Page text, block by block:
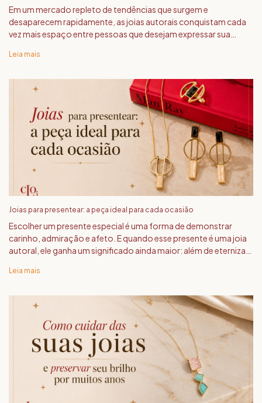
Em um mercado repleto de tendências que surgem e
desaparecem rapidamente, as joias autorais conquistam cada
vez mais espaço entre pessoas que desejam expressar sua
Leia mais
Joias para presentear: a peça ideal para cada ocasião
Escolher um presente especial é uma forma de demonstrar
carinho, admiração e afeto. E quando esse presente é uma joia
autoral, ele ganha um significado ainda maior: além de eternizar
única.
Leia mais